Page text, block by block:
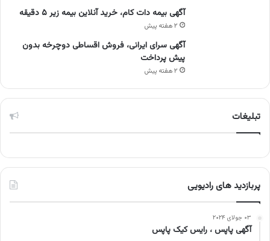
آگهی بیمه دات کام، خرید آنلاین بیمه زیر ۵ دقیقه
۲ هفته پیش
آگهی سرای ایرانی، فروش اقساطی دوچرخه بدون
پیش پرداخت
۲ هفته پیش
تبلیغات
پربازدید های رادیویی
۰۳ جولای ۲۰۲۴
آگهی پاپس ، رایس کیک پاپس